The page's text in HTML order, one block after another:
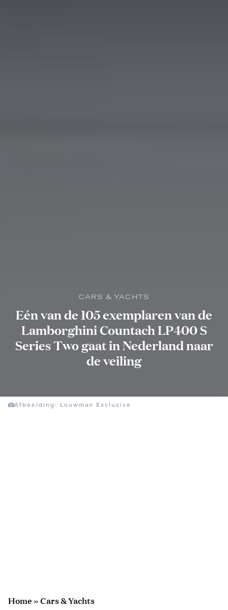
CARS & YACHTS
Eén van de 105 exemplaren van de
Lamborghini Countach LP400 S
Series Two gaat in Nederland naar
de veiling
Afbeelding: Louwman Exclusive
Home»Cars & Yachts